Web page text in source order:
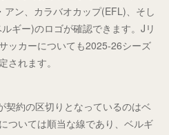
アン、カラバオカップ(EFL)、そし
ギー)のロゴが確認できます。Jリ
ッカーについても2025-26シーズ
されます。
契約の区切りとなっているのはベ
ついては順当な線であり、ベルギ